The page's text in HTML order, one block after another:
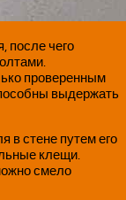
после чего
проверенным
выдержать
в стене путем его
клещи.
смело